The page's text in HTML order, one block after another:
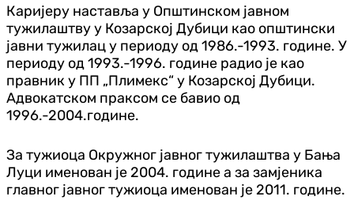
Каријеру наставља у Општинском јавном
тужилаштву у Козарској Дубици као општински
јавни тужилац у периоду од 1986.-1993. године. У
периоду од 1993.-1996. године радио је као
правник у ПП „Плимекс“ у Козарској Дубици.
Адвокатском праксом се бавио од
1996.-2004.године.
За тужиоца Окружног јавног тужилаштва у Бања
Луци именован је 2004. године а за замјеника
главног јавног тужиоца именован је 2011. године.